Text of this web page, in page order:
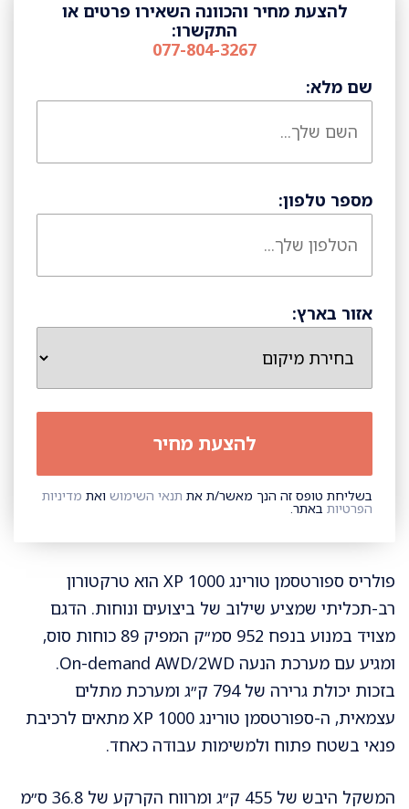
להצעת מחיר והכוונה השאירו פרטים או
התקשרו:
077-804-3267
שם מלא:
מספר טלפון:
אזור בארץ:
בשליחת טופס זה הנך מאשר/ת את תנאי השימוש ואת מדיניות
הפרטיות באתר.
פולריס ספורטסמן טורינג XP 1000 הוא טרקטורון
רב-תכליתי שמציע שילוב של ביצועים ונוחות. הדגם
מצויד במנוע בנפח 952 סמ״ק המפיק 89 כוחות סוס,
ומגיע עם מערכת הנעה On-demand AWD/2WD.
בזכות יכולת גרירה של 794 ק״ג ומערכת מתלים
עצמאית, ה-ספורטסמן טורינג XP 1000 מתאים לרכיבת
פנאי בשטח פתוח ולמשימות עבודה כאחד.
המשקל היבש של 455 ק״ג ומרווח הקרקע של 36.8 ס״מ